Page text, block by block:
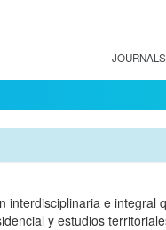
JOURNALS
interdisciplinaria e
y estudios